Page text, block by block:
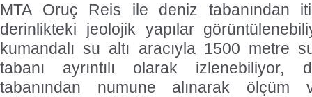
MTA Oruç Reis ile deniz tabanından
derinlikteki jeolojik yapılar
kumandalı su altı aracıyla 1500 metre
tabanı ayrıntılı olarak izlenebiliyor,
tabanından numune alınarak ölçüm